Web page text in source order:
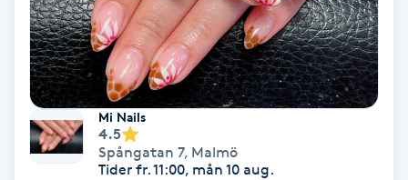
Barber
Barnklippning
BIAB
Mi Nails
4.5
Spångatan 7, Malmö
Tider fr. 11:00, mån 10 aug.